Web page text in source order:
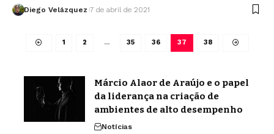
Diego Velázquez 7 de abril de 2021
1 2 … 35 36 37 38
Márcio Alaor de Araújo e o papel
da liderança na criação de
ambientes de alto desempenho
Notícias